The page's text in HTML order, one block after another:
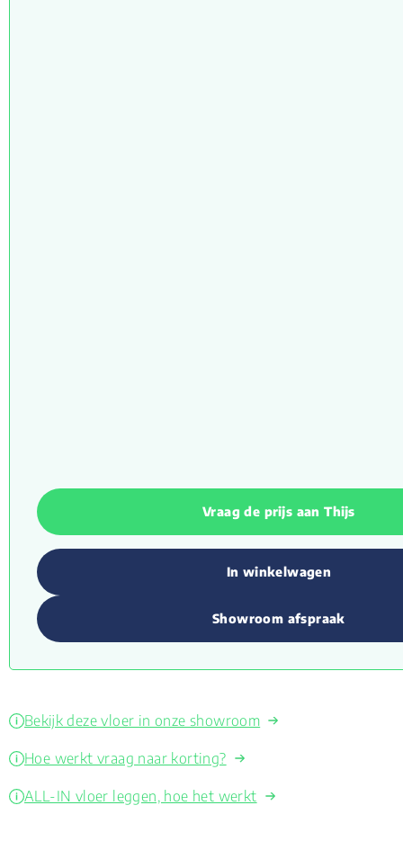
Vraag de prijs aan Thijs
In winkelwagen
Showroom afspraak
Bekijk deze vloer in onze showroom
Hoe werkt vraag naar korting?
ALL-IN vloer leggen, hoe het werkt